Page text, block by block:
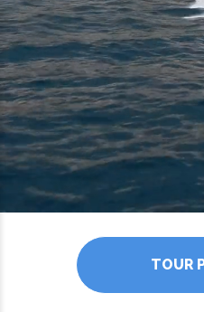
TOUR